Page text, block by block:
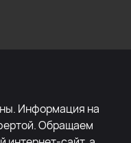
Информация на
Обращаем